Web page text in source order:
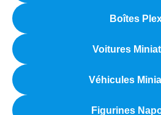
Boîtes
Voitures
Véhicules
Figurines